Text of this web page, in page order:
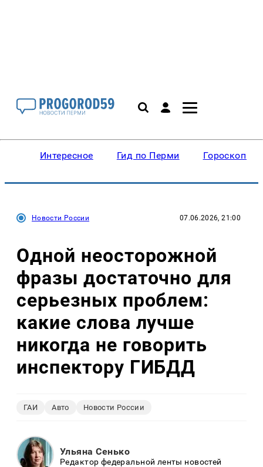
Интересное Гид по Перми Гороскопы
Новости России 07.06.2026, 21:00
Одной неосторожной
фразы достаточно для
серьезных проблем:
какие слова лучше
никогда не говорить
инспектору ГИБДД
ГАИ Авто Новости России
Ульяна Сенько
Редактор федеральной ленты новостей